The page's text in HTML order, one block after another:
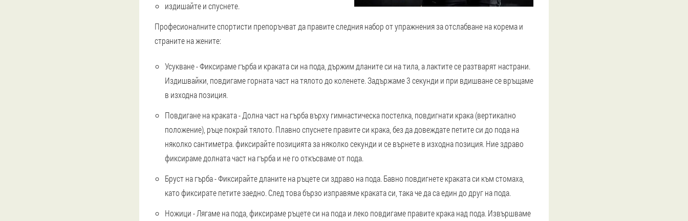
издишайте и спуснете.
Професионалните спортисти препоръчват да правите следния набор от упражнения за отслабване на корема и
страните на жените:
Усукване - Фиксираме гърба и краката си на пода, държим дланите си на тила, а лактите се разтварят настрани.
Издишвайки, повдигаме горната част на тялото до коленете. Задържаме 3 секунди и при вдишване се връщаме
в изходна позиция.
Повдигане на краката - Долна част на гърба върху гимнастическа постелка, повдигнати крака (вертикално
положение), ръце покрай тялото. Плавно спуснете правите си крака, без да довеждате петите си до пода на
няколко сантиметра. фиксирайте позицията за няколко секунди и се върнете в изходна позиция. Ние здраво
фиксираме долната част на гърба и не го откъсваме от пода.
Бруст на гърба - Фиксирайте дланите на ръцете си здраво на пода. Бавно повдигнете краката си към стомаха,
като фиксирате петите заедно. След това бързо изправяме краката си, така че да са един до друг на пода.
Ножици - Лягаме на пода, фиксираме ръцете си на пода и леко повдигаме правите крака над пода. Извършваме